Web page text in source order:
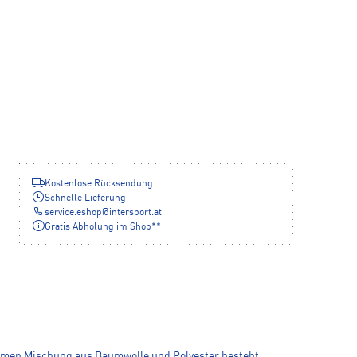
Kostenlose Rücksendung
Schnelle Lieferung
service.eshop@intersport.at
Gratis Abholung im Shop**